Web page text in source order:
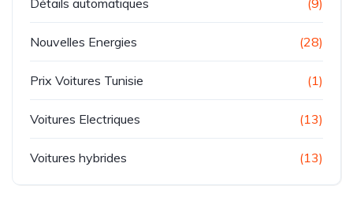
Nouvelles Energies (28)
Prix Voitures Tunisie (1)
Voitures Electriques (13)
Voitures hybrides (13)